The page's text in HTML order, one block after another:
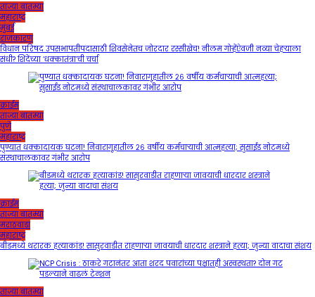
ताज्या बातम्या
महाराष्ट्र
मुंबई
राजकारण
विधान परिषद उपसभापतीपदासाठी शिवसेनेतच जोरदार रस्सीखेच! नीलम गोऱ्हेंऐवजी नव्या चेहऱ्याला
संधी? शिंदेंच्या ‘धक्कातंत्रा’ची चर्चा
क्राईम
ताज्या बातम्या
पुणे
महाराष्ट्र
पुण्यात धक्कादायक घटना! निवारागृहातील २६ वर्षीय कर्मचाऱ्याची आत्महत्या; सुसाईड नोटमध्ये
संस्थाचालकावर गंभीर आरोप
क्राईम
ताज्या बातम्या
मराठवाडा
महाराष्ट्र
बीडमध्ये थरारक हत्याकांड! सासुरवाडीत राहणाऱ्या जावयाची धारदार शस्त्राने हत्या; जुन्या वादाचा संशय
ताज्या बातम्या